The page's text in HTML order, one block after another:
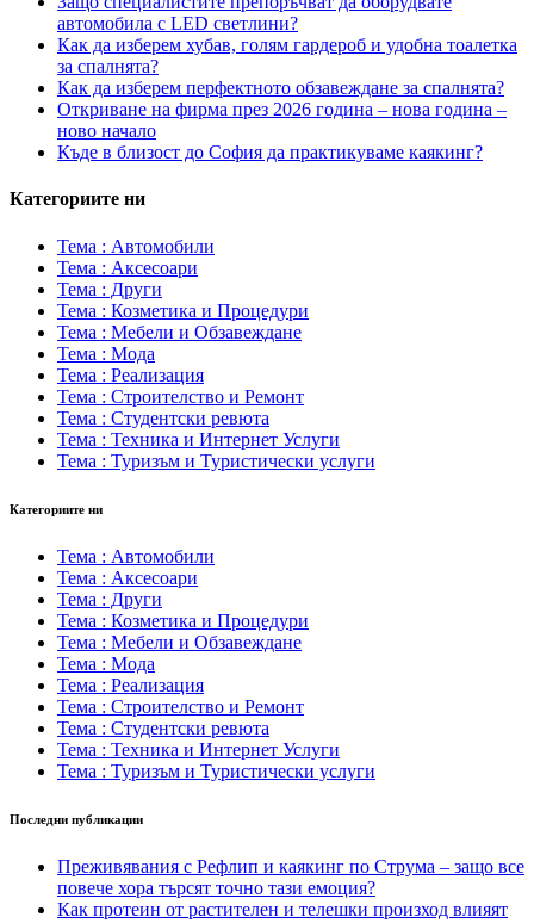
автомобила с LED светлини?
Как да изберем хубав, голям гардероб и удобна тоалетка
за спалнята?
Как да изберем перфектното обзавеждане за спалнята?
Откриване на фирма през 2026 година – нова година –
ново начало
Къде в близост до София да практикуваме каякинг?
Категориите ни
Тема : Автомобили
Тема : Аксесоари
Тема : Други
Тема : Козметика и Процедури
Тема : Мебели и Обзавеждане
Тема : Мода
Тема : Реализация
Тема : Строителство и Ремонт
Тема : Студентски ревюта
Тема : Техника и Интернет Услуги
Тема : Туризъм и Туристически услуги
Категориите ни
Тема : Автомобили
Тема : Аксесоари
Тема : Други
Тема : Козметика и Процедури
Тема : Мебели и Обзавеждане
Тема : Мода
Тема : Реализация
Тема : Строителство и Ремонт
Тема : Студентски ревюта
Тема : Техника и Интернет Услуги
Тема : Туризъм и Туристически услуги
Последни публикации
Преживявания с Рефлип и каякинг по Струма – защо все
повече хора търсят точно тази емоция?
Как протеин от растителен и телешки произход влияят